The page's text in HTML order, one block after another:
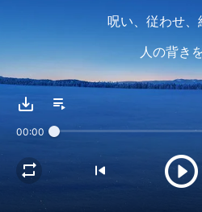
呪い、従わせ、
人の背き
抵抗を裁
今日の働
00:00